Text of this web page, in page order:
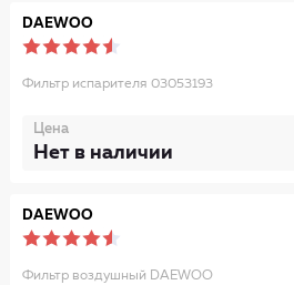
DAEWOO
Фильтр испарителя 03053193
Цена
Нет в наличии
DAEWOO
Фильтр воздушный DAEWOO